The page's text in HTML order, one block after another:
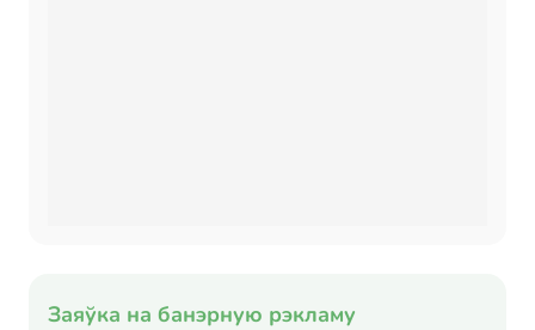
Заяўка на банэрную рэкламу